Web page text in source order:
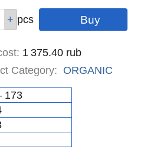
pcs pcs
pcs
: 1 375.40 rub
Category:
ORGANIC
173